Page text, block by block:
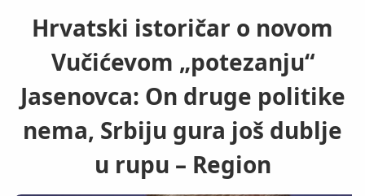
Hrvatski istoričar o novom
Vučićevom „potezanju“
Jasenovca: On druge politike
nema, Srbiju gura još dublje
u rupu – Region